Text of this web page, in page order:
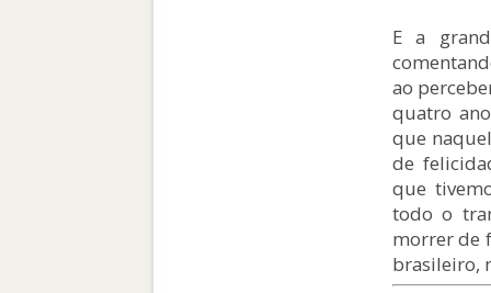
E a
ao
quatro
que
de
que
todo o
morrer de
brasileiro,